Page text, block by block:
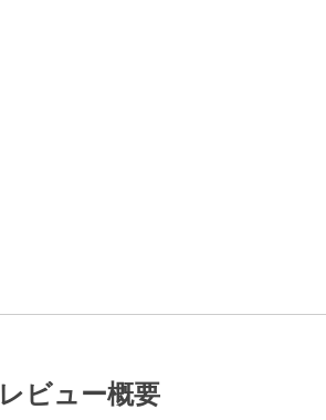
レビュー概要